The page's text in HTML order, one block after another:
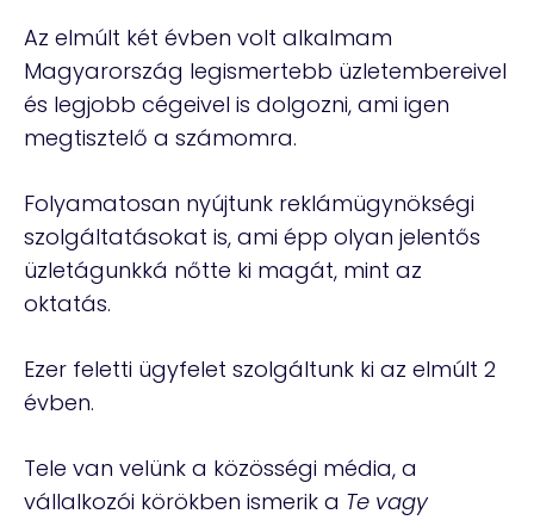
Az elmúlt két évben volt alkalmam
Magyarország legismertebb üzletembereivel
és legjobb cégeivel is dolgozni, ami igen
megtisztelő a számomra.
Folyamatosan nyújtunk reklámügynökségi
szolgáltatásokat is, ami épp olyan jelentős
üzletágunkká nőtte ki magát, mint az
oktatás.
Ezer feletti ügyfelet szolgáltunk ki az elmúlt 2
évben.
Tele van velünk a közösségi média, a
vállalkozói körökben ismerik a Te vagy